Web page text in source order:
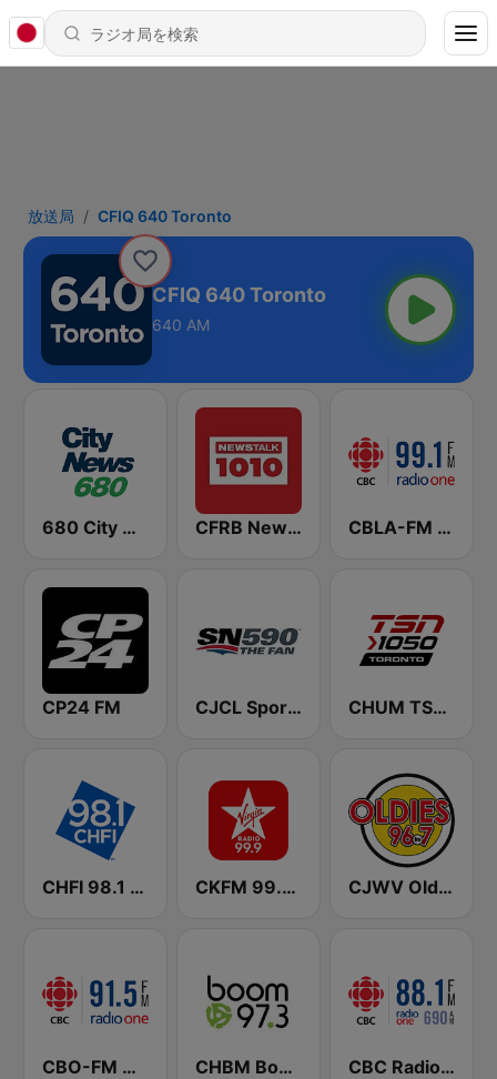
放送局 CFIQ 640 Toronto
CFIQ 640 Toronto
640 AM
680 City News CFRB Newstalk 1010 CBLA-FM CBC Radio One Toronto
CP24 FM CJCL Sportsnet 590 The Fan CHUM TSN 1050 AM
CHFI 98.1 FM (CA Only) CKFM 99.9 Virgin Radio Toronto CJWV Oldies 96.7 FM
CBO-FM CBC Radio One Ottawa CHBM Boom 97.3 FM CBC Radio One Vancouver